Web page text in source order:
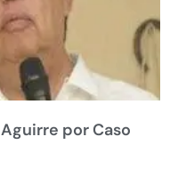
por Caso